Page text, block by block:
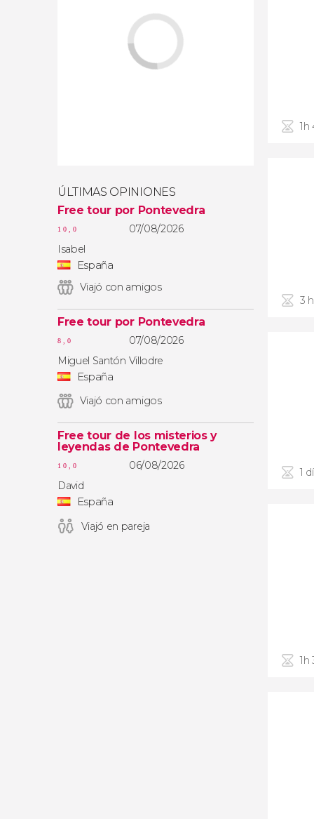
ÚLTIMAS OPINIONES
Free tour por Pontevedra
10,0
07/08/2026
Isabel
España
Viajó con amigos
Free tour por Pontevedra
8,0
07/08/2026
Miguel Santón Villodre
España
Viajó con amigos
Free tour de los misterios y
leyendas de Pontevedra
10,0
06/08/2026
David
España
Viajó en pareja
1h
3
1
1h